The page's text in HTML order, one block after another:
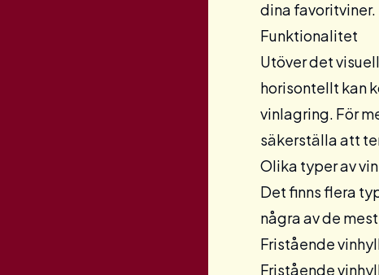
dina favoritviner.
Funktionalitet
Utöver det
horisontellt kan
vinlagring. För
säkerställa att
Olika typer av
Det finns flera
några av de
Fristående
Fristående